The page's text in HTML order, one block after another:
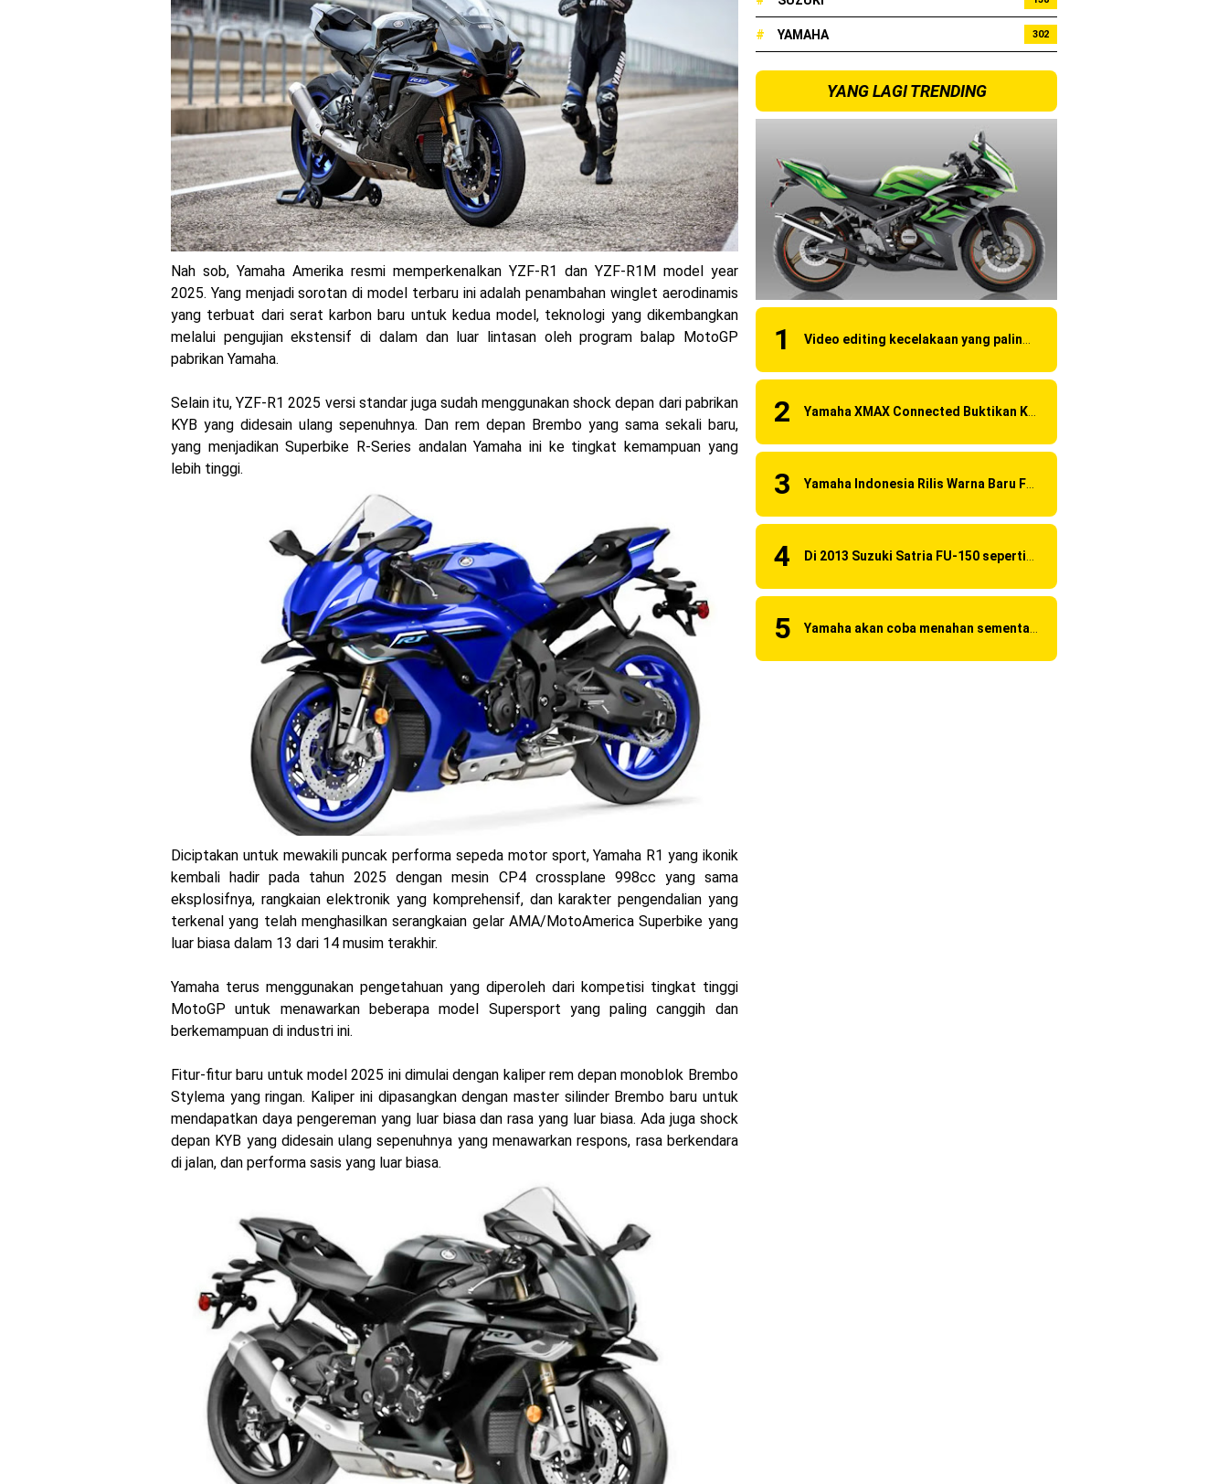
Sudah pakai diskbrake belakang ! Yamaha Indonesia Resmi perkenalkan Aerox Alpha 155 Turbo !
Yamaha Nmax Turbo 155 sudah lahir, Aerox Turbo hanya tinggal menunggu waktu ?
Honda Indonesia resmi jual New CBR 1000RR-R Fireblade 2025, harganya mantap !
Dukung MotoGP Mandalika 2024, AHM serahkan 10 unit motor listrik EM1 e
Yamaha Indonesia resmi luncurkan Nmax 155 Turbo
Sudah pakai winglet Karbon, Yamaha resmi merilis YZF-R1 dan YZF-R1M model 2025 !
Begini penampakan livery Kawasaki Ninja ZX-25RR KRT Edition 2025
Berkenalan dengan KTM 990 RC R, jagoan baru dari KTM !
Yamaha Rilis New R15M versi 2024, makin sangar !
Penampakan tim Red Bull KTM Factory Racing musim 2024 !
Honda Rilis CBR1000RR-R 2023 Anniversary Edition !
MotoGP Amerika : Alex Rins berhasil juara pertama dan perdana di tim LCR Honda !
Ngabuburide Yamaha Wr 155 R, Para Bikers Menikmati Indahnya Sore di Kota Medan
Impresi pertama Kawasaki Ninja ZX-4RR 2023 yang cuma ada 2 dikota Medan !
Event Customaxi & Yard Built 2023 Resmi Dimulai !
Kawasaki Indonesia resmi merilis KLE500 dan KLE500 SE model year 2026 !
Nah sob, Yamaha Amerika resmi memperkenalkan YZF-R1 dan YZF-R1M model year
2025. Yang menjadi sorotan di model terbaru ini adalah penambahan winglet aerodinamis
yang terbuat dari serat karbon baru untuk kedua model, teknologi yang dikembangkan
melalui pengujian ekstensif di dalam dan luar lintasan oleh program balap MotoGP
pabrikan Yamaha.
Selain itu, YZF-R1 2025 versi standar juga sudah menggunakan shock depan dari pabrikan
KYB yang didesain ulang sepenuhnya. Dan rem depan Brembo yang sama sekali baru,
yang menjadikan Superbike R-Series andalan Yamaha ini ke tingkat kemampuan yang
lebih tinggi.
Diciptakan untuk mewakili puncak performa sepeda motor sport, Yamaha R1 yang ikonik
kembali hadir pada tahun 2025 dengan mesin CP4 crossplane 998cc yang sama
eksplosifnya, rangkaian elektronik yang komprehensif, dan karakter pengendalian yang
terkenal yang telah menghasilkan serangkaian gelar AMA/MotoAmerica Superbike yang
luar biasa dalam 13 dari 14 musim terakhir.
Yamaha terus menggunakan pengetahuan yang diperoleh dari kompetisi tingkat tinggi
MotoGP untuk menawarkan beberapa model Supersport yang paling canggih dan
berkemampuan di industri ini.
Fitur-fitur baru untuk model 2025 ini dimulai dengan kaliper rem depan monoblok Brembo
Stylema yang ringan. Kaliper ini dipasangkan dengan master silinder Brembo baru untuk
mendapatkan daya pengereman yang luar biasa dan rasa yang luar biasa. Ada juga shock
depan KYB yang didesain ulang sepenuhnya yang menawarkan respons, rasa berkendara
di jalan, dan performa sasis yang luar biasa.
# YAMAHA 302
YANG LAGI TRENDING